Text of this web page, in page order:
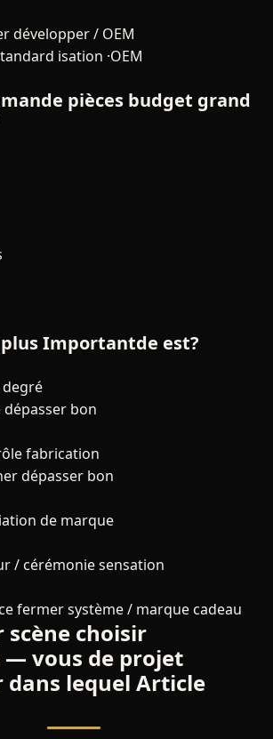
développer / OEM
isation ·OEM
pièces budget grand
Importantde est?
degré
dépasser bon
fabrication
dépasser bon
de marque
/ cérémonie sensation
fermer système / marque cadeau
scène choisir
— vous de projet
lequel Article